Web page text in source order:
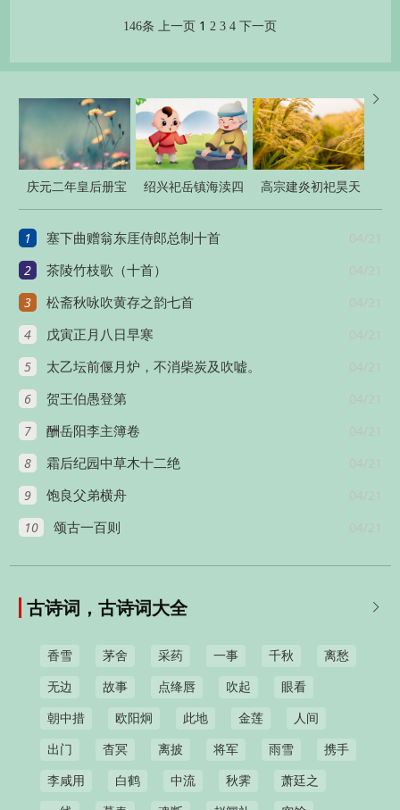
146条 上一页 1 2 3 4 下一页

庆元二年皇后册宝
十三首
绍兴祀岳镇海渎四
十三首
高宗建炎初祀昊天
上帝
1 04/21
塞下曲赠翁东厓侍郎总制十首
2 04/21
茶陵竹枝歌（十首）
3 04/21
松斋秋咏吹黄存之韵七首
4 04/21
戊寅正月八日早寒
5 04/21
太乙坛前偃月炉，不消柴炭及吹嘘。
6 04/21
贺王伯愚登第
7 04/21
酬岳阳李主簿卷
8 04/21
霜后纪园中草木十二绝
9 04/21
饱良父弟横舟
10 04/21
颂古一百则

古诗词，古诗词大全
香雪 茅舍 采药 一事 千秋 离愁
无边 故事 点绛唇 吹起 眼看
朝中措 欧阳炯 此地 金莲 人间
出门 杳冥 离披 将军 雨雪 携手
李咸用 白鹤 中流 秋霁 萧廷之